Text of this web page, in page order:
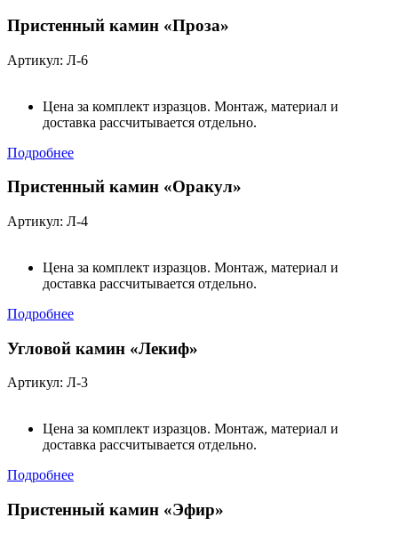
Пристенный камин «Проза»
Артикул: Л-6
Цена за комплект изразцов. Монтаж, материал и
доставка рассчитывается отдельно.
Подробнее
Пристенный камин «Оракул»
Артикул: Л-4
Цена за комплект изразцов. Монтаж, материал и
доставка рассчитывается отдельно.
Подробнее
Угловой камин «Лекиф»
Артикул: Л-3
Цена за комплект изразцов. Монтаж, материал и
доставка рассчитывается отдельно.
Подробнее
Пристенный камин «Эфир»